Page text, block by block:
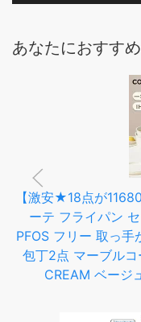
あなたにおすす
【激安★18点が
ーテ フライパン
PFOS フリー 取っ
包丁2点 マーブル
CREAM ベージ